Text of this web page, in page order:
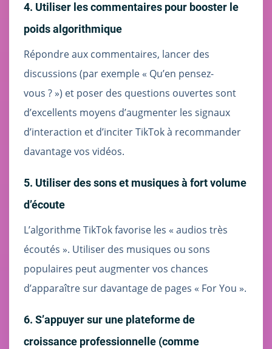
4. Utiliser les commentaires pour booster le
poids algorithmique
Répondre aux commentaires, lancer des
discussions (par exemple « Qu’en pensez-
vous ? ») et poser des questions ouvertes sont
d’excellents moyens d’augmenter les signaux
d’interaction et d’inciter TikTok à recommander
davantage vos vidéos.
5. Utiliser des sons et musiques à fort volume
d’écoute
L’algorithme TikTok favorise les « audios très
écoutés ». Utiliser des musiques ou sons
populaires peut augmenter vos chances
d’apparaître sur davantage de pages « For You ».
6. S’appuyer sur une plateforme de
croissance professionnelle (comme